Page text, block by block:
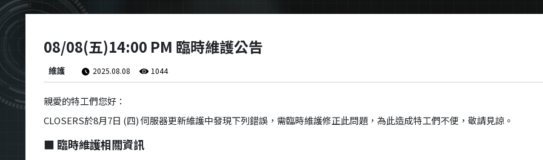
08/08(五)14:00 PM 臨時維護公告
維護 2025.08.08 1044
親愛的特工們您好：
CLOSERS於8月7日 (四) 伺服器更新維護中發現下列錯誤，需臨時維護修正此問題，為此造成特工們不便，敬請見諒。
■ 臨時維護相關資訊